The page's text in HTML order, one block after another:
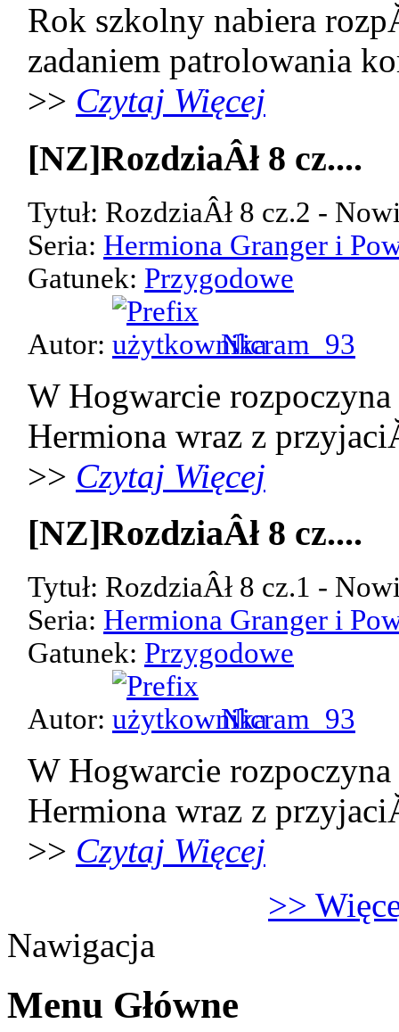
Rok szkolny nabiera
zadaniem patrolowania
>> Czytaj Więcej
[NZ]RozdziaÂł 8 cz....
Tytuł: RozdziaÂł 8 cz.2 -
Seria: Hermiona Granger i
Gatunek: Przygodowe
Autor: Nicram_93
W Hogwarcie
Hermiona wraz z
>> Czytaj Więcej
[NZ]RozdziaÂł 8 cz....
Tytuł: RozdziaÂł 8 cz.1 -
Seria: Hermiona Granger i
Gatunek: Przygodowe
Autor: Nicram_93
W Hogwarcie
Hermiona wraz z
>> Czytaj Więcej
>>
Nawigacja
Menu Główne